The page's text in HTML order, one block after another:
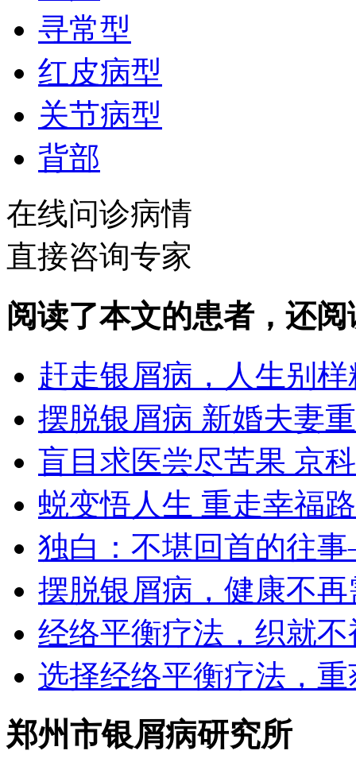
寻常型
红皮病型
关节病型
背部
在线问诊病情
直接咨询专家
阅读了本文的患者，还
赶走银屑病，人生别
摆脱银屑病 新婚夫妻
盲目求医尝尽苦果 京
蜕变悟人生 重走幸福路
独白：不堪回首的往
摆脱银屑病，健康不
经络平衡疗法，织就
选择经络平衡疗法，
郑州市银屑病研究所